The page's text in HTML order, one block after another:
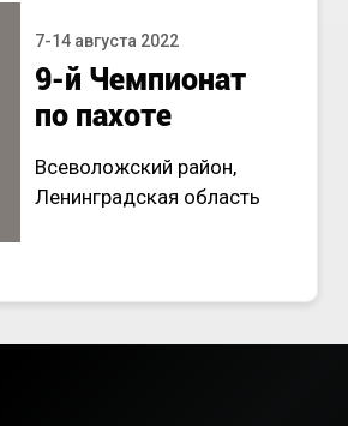
7-14 августа 2022
9-й Чемпионат
по пахоте
Всеволожский район,
Ленинградская область